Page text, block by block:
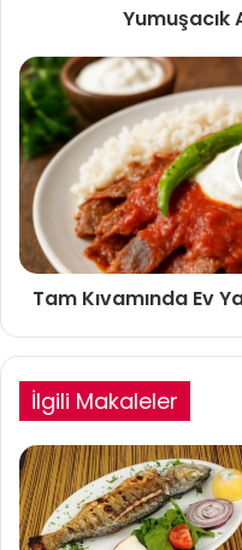
Tam Kıvamında Ev
İlgili Makaleler